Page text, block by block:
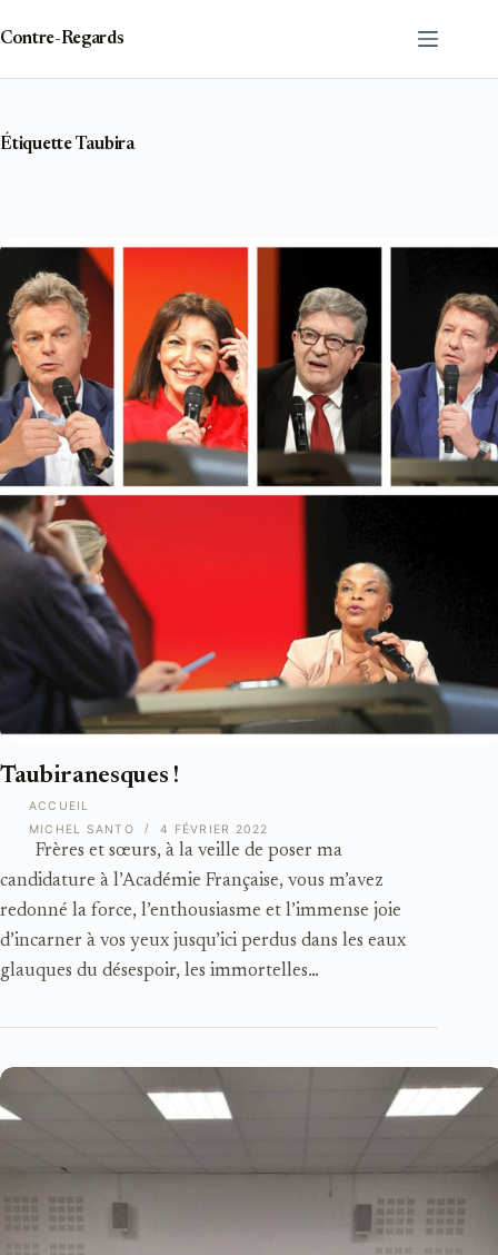
contenu
Contre-Regards
ÉtiquetteTaubira
ACCUEIL
Taubiranesques !
Frères et sœurs, à la veille de poser ma
candidature à l’Académie Française, vous m’avez
redonné la force, l’enthousiasme et l’immense joie
d’incarner à vos yeux jusqu’ici perdus dans les eaux
glauques du désespoir, les immortelles…
MICHEL SANTO 4 FÉVRIER 2022